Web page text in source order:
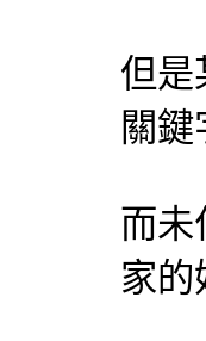
但是
關
而
家的